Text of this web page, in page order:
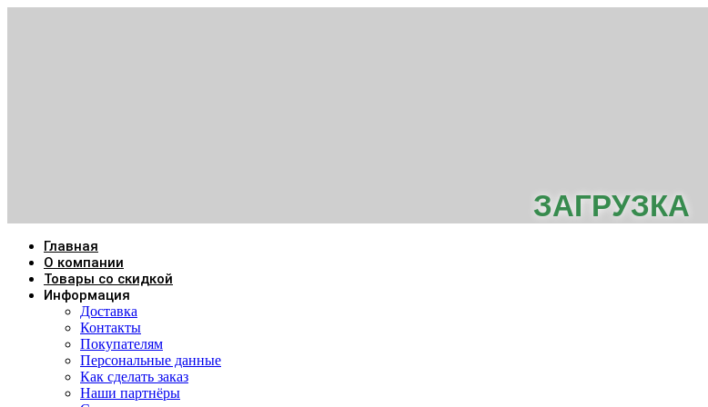
ЗАГРУЗКА
Главная
О компании
Товары со скидкой
Информация
Доставка
Контакты
Покупателям
Персональные данные
Как сделать заказ
Наши партнёры